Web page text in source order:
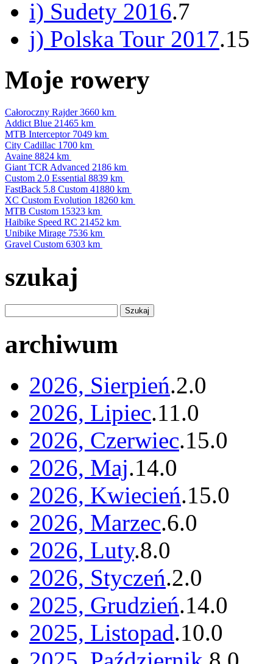
i) Sudety 2016.7
j) Polska Tour 2017.15
Moje rowery
Całoroczny Rajder3660 km
Addict Blue 21465 km
MTB Interceptor 7049 km
City Cadillac 1700 km
Avaine 8824 km
Giant TCR Advanced 2186 km
Custom 2.0 Essential 8839 km
FastBack 5.8 Custom 41880 km
XC Custom Evolution 18260 km
MTB Custom 15323 km
Haibike Speed RC 21452 km
Unibike Mirage 7536 km
Gravel Custom 6303 km
szukaj
archiwum
2026, Sierpień.2.0
2026, Lipiec.11.0
2026, Czerwiec.15.0
2026, Maj.14.0
2026, Kwiecień.15.0
2026, Marzec.6.0
2026, Luty.8.0
2026, Styczeń.2.0
2025, Grudzień.14.0
2025, Listopad.10.0